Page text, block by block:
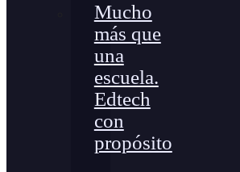
Mucho
más que
una
escuela.
Edtech
con
propósito